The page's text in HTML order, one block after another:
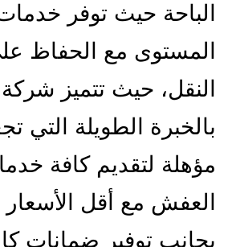
الباحة حيث توفر
المستوى مع الحفاظ
النقل، حيث تتميز شركة
بالخبرة الطويلة التي
مؤهلة لتقديم كافة
العفش مع أقل الأسعار
بجانب توفير ضمانات